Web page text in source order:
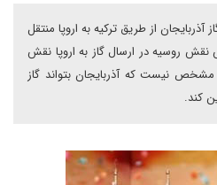
آذربایجان از طریق ترکیه به اروپا منتقل
روسیه در ارسال گاز به اروپا نقش
نیست که آذربایجان بتواند گاز
کند.